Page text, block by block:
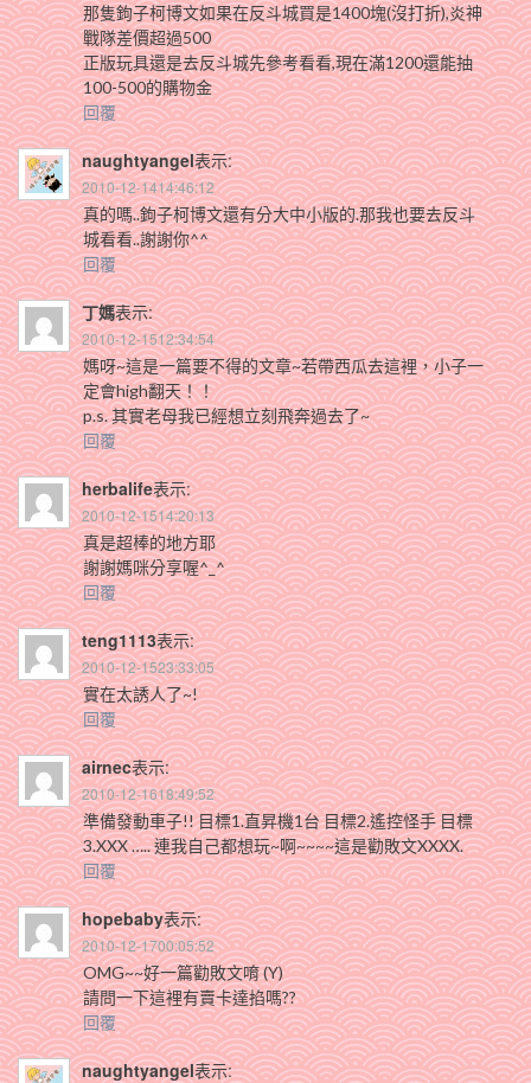
那隻鉤子柯博文如果在反斗城買是1400塊(沒打折),炎神
戰隊差價超過500
正版玩具還是去反斗城先參考看看,現在滿1200還能抽
100-500的購物金
回覆
naughtyangel表示:
2010-12-1414:46:12
真的嗎..鉤子柯博文還有分大中小版的.那我也要去反斗
城看看..謝謝你^^
回覆
丁媽表示:
2010-12-1512:34:54
媽呀~這是一篇要不得的文章~若帶西瓜去這裡，小子一
定會high翻天！！
p.s. 其實老母我已經想立刻飛奔過去了~
回覆
herbalife表示:
2010-12-1514:20:13
真是超棒的地方耶
謝謝媽咪分享喔^_^
回覆
teng1113表示:
2010-12-1523:33:05
實在太誘人了~!
回覆
airnec表示:
2010-12-1618:49:52
準備發動車子!! 目標1.直昇機1台 目標2.遙控怪手 目標
3.XXX ….. 連我自己都想玩~啊~~~~這是勸敗文XXXX.
回覆
hopebaby表示:
2010-12-1700:05:52
OMG~~好一篇勸敗文唷 (Y)
請問一下這裡有賣卡達掐嗎??
回覆
naughtyangel表示: